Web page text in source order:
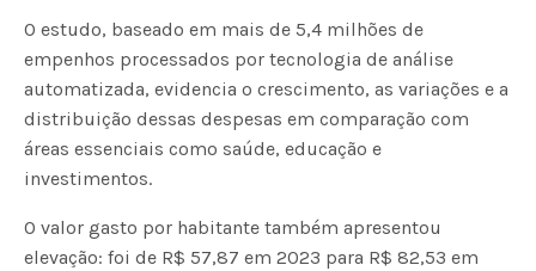
O estudo, baseado em mais de 5,4 milhões de
empenhos processados por tecnologia de análise
automatizada, evidencia o crescimento, as variações e a
distribuição dessas despesas em comparação com
áreas essenciais como saúde, educação e
investimentos.
O valor gasto por habitante também apresentou
elevação: foi de R$ 57,87 em 2023 para R$ 82,53 em